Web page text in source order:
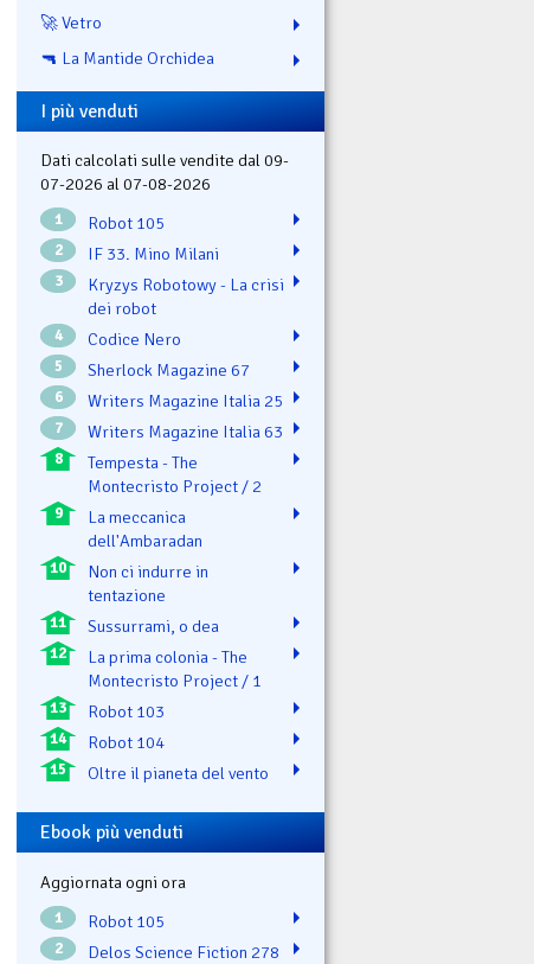
🚀 Vetro
🔫 La Mantide Orchidea
I più venduti
Dati calcolati sulle vendite dal 09-
07-2026 al 07-08-2026
1 Robot 105
2 IF 33. Mino Milani
3
Kryzys Robotowy - La crisi
dei robot
4 Codice Nero
5 Sherlock Magazine 67
6 Writers Magazine Italia 25
7 Writers Magazine Italia 63
8
Tempesta - The
Montecristo Project / 2
9
La meccanica
dell'Ambaradan
10
Non ci indurre in
tentazione
11 Sussurrami, o dea
12
La prima colonia - The
Montecristo Project / 1
13 Robot 103
14 Robot 104
15 Oltre il pianeta del vento
Ebook più venduti
Aggiornata ogni ora
1 Robot 105
2 Delos Science Fiction 278